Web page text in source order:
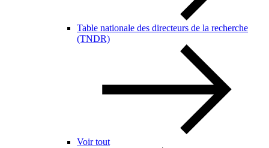
Table nationale des directeurs de la recherche
(TNDR)
Voir tout